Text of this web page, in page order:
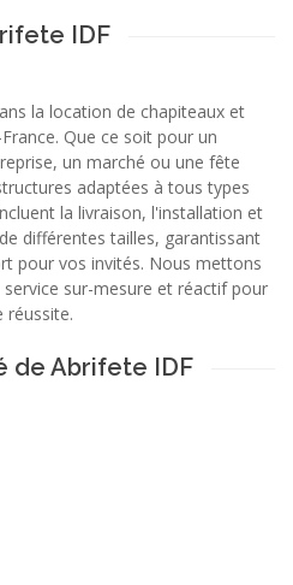
IDF
la location de chapiteaux et
Que ce soit pour un
un marché ou une fête
adaptées à tous types
la livraison, l'installation et
différentes tailles, garantissant
pour vos invités. Nous mettons
sur-mesure et réactif pour
réussite.
de Abrifete IDF